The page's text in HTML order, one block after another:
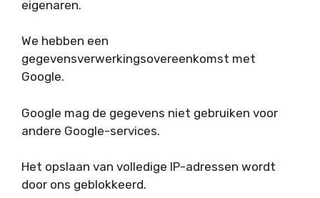
eigenaren.
We hebben een
gegevensverwerkingsovereenkomst met
Google.
Google mag de gegevens niet gebruiken voor
andere Google-services.
Het opslaan van volledige IP-adressen wordt
door ons geblokkeerd.